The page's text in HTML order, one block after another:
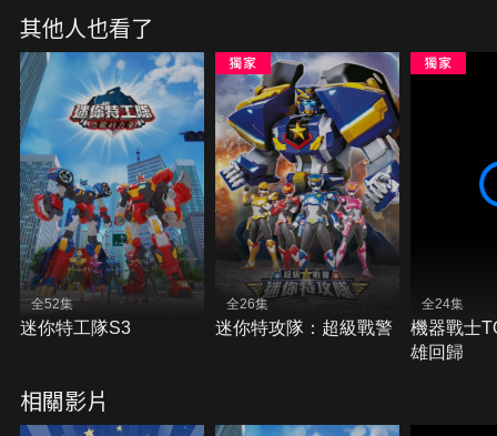
其他人也看了
全52集
迷你特工隊S3
全26集
迷你特攻隊：超級戰警
全24集
機器戰士
雄回歸
相關影片